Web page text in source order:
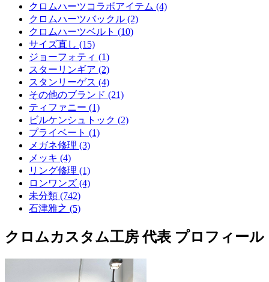
クロムハーツコラボアイテム (4)
クロムハーツバックル (2)
クロムハーツベルト (10)
サイズ直し (15)
ジョーフォティ (1)
スターリンギア (2)
スタンリーゲス (4)
その他のブランド (21)
ティファニー (1)
ビルケンシュトック (2)
プライベート (1)
メガネ修理 (3)
メッキ (4)
リング修理 (1)
ロンワンズ (4)
未分類 (742)
石津雅之 (5)
クロムカスタム工房 代表 プロフィール